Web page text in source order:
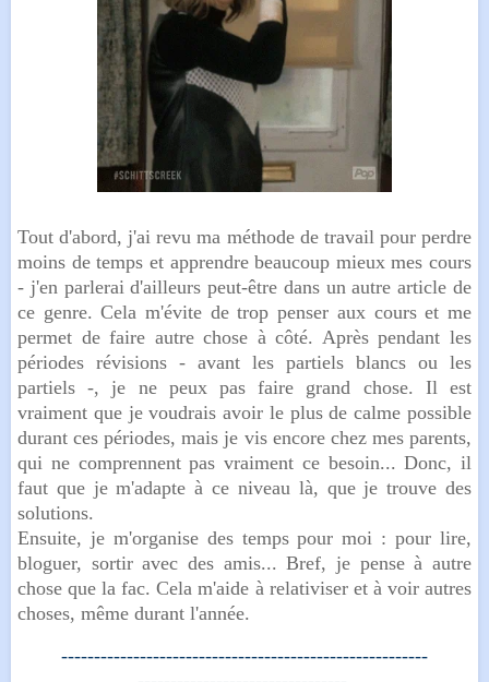
Tout d'abord, j'ai revu ma méthode de travail pour perdre
moins de temps et apprendre beaucoup mieux mes cours
- j'en parlerai d'ailleurs peut-être dans un autre article de
ce genre. Cela m'évite de trop penser aux cours et me
permet de faire autre chose à côté. Après pendant les
périodes révisions - avant les partiels blancs ou les
partiels -, je ne peux pas faire grand chose. Il est
vraiment que je voudrais avoir le plus de calme possible
durant ces périodes, mais je vis encore chez mes parents,
qui ne comprennent pas vraiment ce besoin... Donc, il
faut que je m'adapte à ce niveau là, que je trouve des
solutions.
Ensuite, je m'organise des temps pour moi : pour lire,
bloguer, sortir avec des amis... Bref, je pense à autre
chose que la fac. Cela m'aide à relativiser et à voir autres
choses, même durant l'année.
--------------------------------------------------------